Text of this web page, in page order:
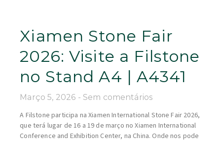
Xiamen Stone Fair
2026: Visite a Filstone
no Stand A4 | A4341
Março 5, 2026 Sem comentários
A Filstone participa na Xiamen International Stone Fair 2026,
que terá lugar de 16 a 19 de março no Xiamen International
Conference and Exhibition Center, na China. Onde nos pode